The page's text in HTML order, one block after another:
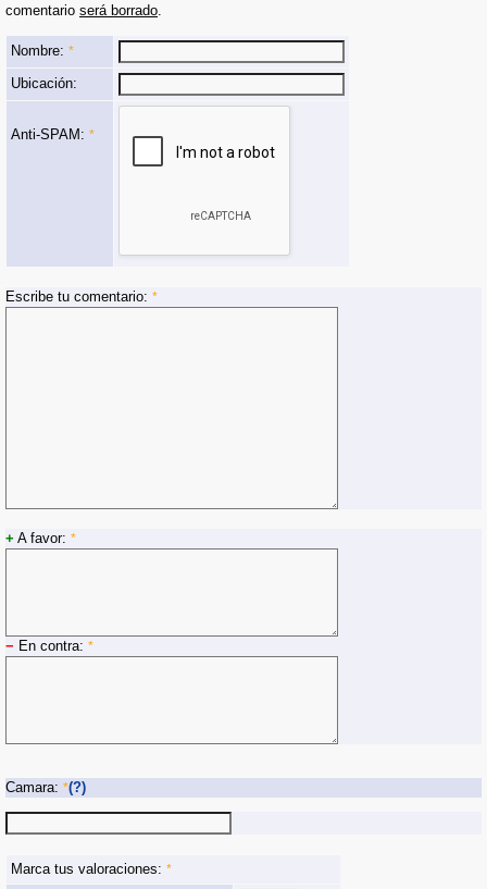
comentario será borrado.
Nombre: *
Ubicación:
Anti-SPAM: *
Escribe tu comentario: *
+ A favor: *
− En contra: *
Camara: *(?)
Marca tus valoraciones: *